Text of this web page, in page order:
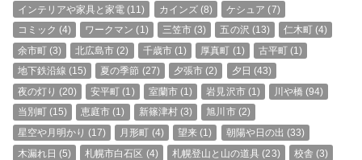
インテリアや家具と家電 (11) カインズ(8) ケシュア (7)
コミック (4) ワークマン (1) 三笠市 (3) 五の沢 (13) 仁木町 (4)
余市町(3) 北広島市 (2) 千歳市(1) 厚真町 (1) 古平町 (1)
地下鉄沿線 (15) 夏の季節 (27) 夕張市 (2) 夕日 (43)
夜の灯り (20) 安平町 (1) 室蘭市(1) 岩見沢市(1) 川や橋 (94)
当別町(15) 恵庭市 (1) 新篠津村(3) 旭川市(2)
星空や月明かり (17) 月形町 (4) 望来 (1) 朝陽や日の出 (33)
木漏れ日 (5) 札幌市白石区 (4) 札幌登山と山の道具 (23) 校舎 (3)